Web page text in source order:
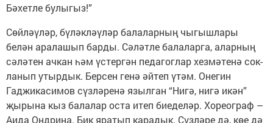
Бәхетле булыгыз!”
Сөйләүләр, бүләкләүләр балаларның чыгышлары
белән аралашып барды. Сәләтле балаларга, аларның
сәләтен ачкан һәм үстергән педагоглар хезмәтенә сок-
ланып утырдык. Берсен генә әйтеп үтәм. Онегин
Гаджикасимов сүзләренә язылган “Нигә, нигә икән”
җырына кыз балалар оста итеп биеделәр. Хореограф –
Аида Ондрина. Бик яратып карадык. Сүзләре дә, көе дә